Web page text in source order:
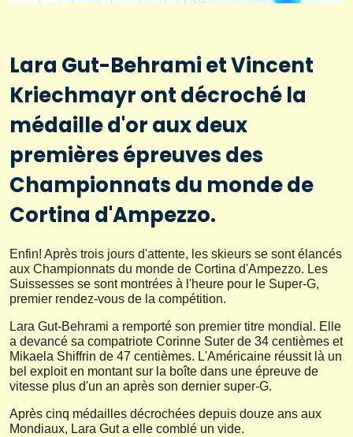
Lara Gut-Behrami et Vincent
Kriechmayr ont décroché la
médaille d'or aux deux
premières épreuves des
Championnats du monde de
Cortina d'Ampezzo.
Enfin! Après trois jours d'attente, les skieurs se sont élancés
aux Championnats du monde de Cortina d'Ampezzo. Les
Suissesses se sont montrées à l'heure pour le Super-G,
premier rendez-vous de la compétition.
Lara Gut-Behrami a remporté son premier titre mondial. Elle
a devancé sa compatriote Corinne Suter de 34 centièmes et
Mikaela Shiffrin de 47 centièmes. L'Américaine réussit là un
bel exploit en montant sur la boîte dans une épreuve de
vitesse plus d'un an après son dernier super-G.
Après cinq médailles décrochées depuis douze ans aux
Mondiaux, Lara Gut a elle comblé un vide.